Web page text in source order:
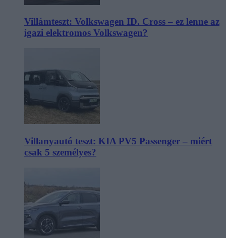
Villámteszt: Volkswagen ID. Cross – ez lenne az
igazi elektromos Volkswagen?
Villanyautó teszt: KIA PV5 Passenger – miért
csak 5 személyes?